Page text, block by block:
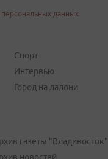
данных
Спорт
Интервью
Город на ладони
газеты "Владивосток"